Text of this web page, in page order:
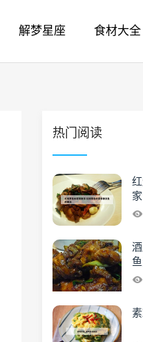
解梦星座 食材大全
热门阅读